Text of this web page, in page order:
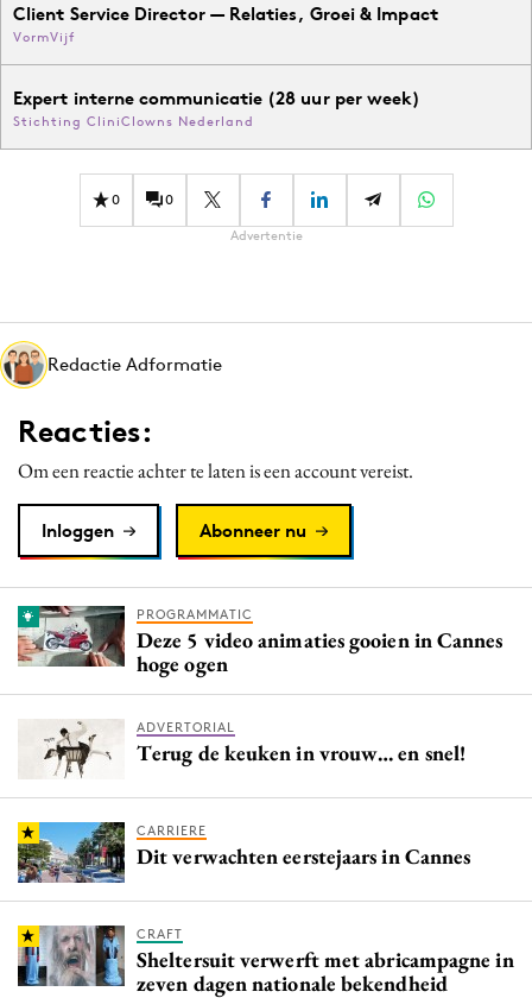
Client Service Director — Relaties, Groei & Impact
VormVijf
Expert interne communicatie (28 uur per week)
Stichting CliniClowns Nederland
0 0
Advertentie
Redactie Adformatie
Reacties:
Om een reactie achter te laten is een account vereist.
Inloggen Abonneer nu
PROGRAMMATIC
Deze 5 video animaties gooien in Cannes
hoge ogen
ADVERTORIAL
Terug de keuken in vrouw… en snel!
CARRIERE
Dit verwachten eerstejaars in Cannes
CRAFT
Sheltersuit verwerft met abricampagne in
zeven dagen nationale bekendheid